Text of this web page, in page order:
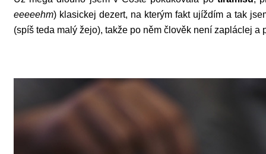
eeeeehm) klasickej dezert, na kterým fakt ujíždím a tak
(spíš teda malý žejo), takže po něm člověk není zapláclej a